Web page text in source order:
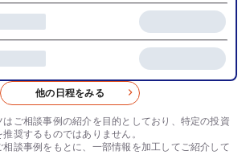
他の日程をみる
はご相談事例の紹介を目的としており、特定の投資
奨するものではありません。
相談事例をもとに、一部情報を加工してご紹介して